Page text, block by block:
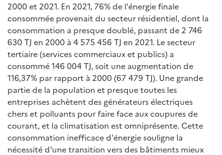
2000 et 2021. En 2021, 76% de l'énergie finale
consommée provenait du secteur résidentiel, dont la
consommation a presque doublé, passant de 2 746
630 TJ en 2000 à 4 575 456 TJ en 2021. Le secteur
tertiaire (services commerciaux et publics) a
consommé 146 004 TJ, soit une augmentation de
116,37% par rapport à 2000 (67 479 TJ). Une grande
partie de la population et presque toutes les
entreprises achètent des générateurs électriques
chers et polluants pour faire face aux coupures de
courant, et la climatisation est omniprésente. Cette
consommation inefficace d'énergie souligne la
nécessité d'une transition vers des bâtiments mieux